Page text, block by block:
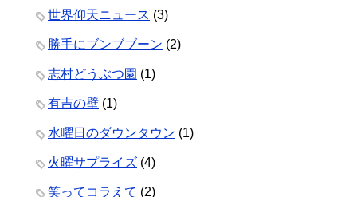
世界仰天ニュース (3)
勝手にブンブブーン (2)
志村どうぶつ園 (1)
有吉の壁 (1)
水曜日のダウンタウン (1)
火曜サプライズ (4)
笑ってコラえて (2)